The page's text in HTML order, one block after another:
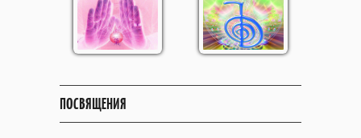
ПОСВЯЩЕНИЯ